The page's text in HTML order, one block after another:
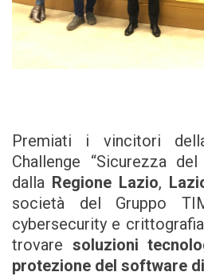
Premiati i vincitori
Challenge “Sicurezza
dalla Regione Lazio,
società del Gruppo
cybersecurity e
trovare soluzioni
protezione del software